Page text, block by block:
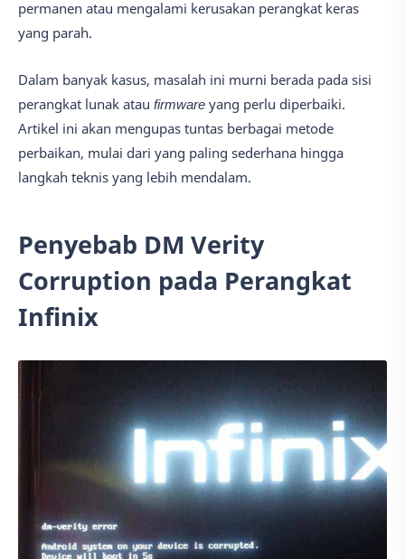
permanen atau mengalami kerusakan perangkat keras
yang parah.
Dalam banyak kasus, masalah ini murni berada pada sisi
perangkat lunak atau firmware yang perlu diperbaiki.
Artikel ini akan mengupas tuntas berbagai metode
perbaikan, mulai dari yang paling sederhana hingga
langkah teknis yang lebih mendalam.
Penyebab DM Verity
Corruption pada Perangkat
Infinix